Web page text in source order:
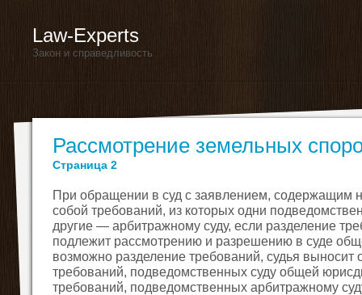
Law-Experts
Закон и справедливость
Рассмотрение земельных
Страница 2
При обращении в суд с заявлением, содержащим
собой требований, из которых одни
другие — арбитражному суду, если разделение
подлежит рассмотрению и разрешению в суде
возможно разделение требований, судья выносит
требований, подведомственных суду общей
требований, подведомственных арбитражному